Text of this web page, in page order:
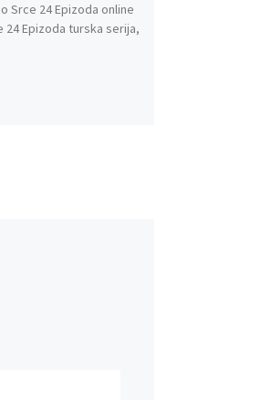
Srce 24 Epizoda online
24 Epizoda turska serija,